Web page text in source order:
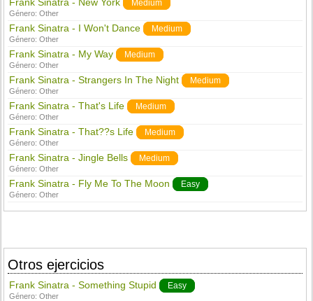
Medium
Género:Other
Frank Sinatra - I Won't Dance Medium
Género:Other
Frank Sinatra - My Way Medium
Género:Other
Frank Sinatra - Strangers In The Night Medium
Género:Other
Frank Sinatra - That's Life Medium
Género:Other
Frank Sinatra - That??s Life Medium
Género:Other
Frank Sinatra - Jingle Bells Medium
Género:Other
Frank Sinatra - Fly Me To The Moon Easy
Género:Other
Otros ejercicios
Frank Sinatra - Something Stupid Easy
Género:Other